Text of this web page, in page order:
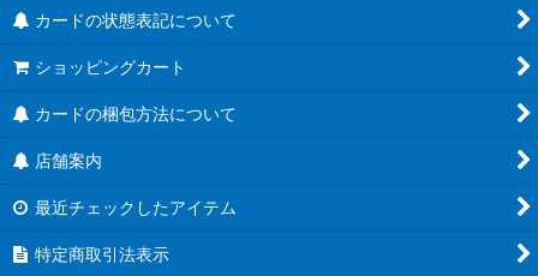
カードの状態表記について
ショッピングカート
カードの梱包方法について
店舗案内
最近チェックしたアイテム
特定商取引法表示